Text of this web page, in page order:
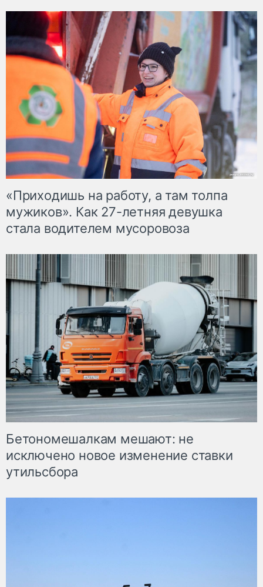
«Приходишь на работу, а там толпа
мужиков». Как 27-летняя девушка
стала водителем мусоровоза
Бетономешалкам мешают: не
исключено новое изменение ставки
утильсбора